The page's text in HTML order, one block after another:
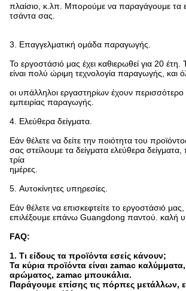
πλαίσιο, κ.λπ. Μπορούμε να παραγάγουμε τα
τσάντα σας.
3. Επαγγελματική ομάδα παραγωγής.
Το εργοστάσιό μας έχει καθιερωθεί για 20 έτη.
είναι πολύ ώριμη τεχνολογία παραγωγής, και
οι υπάλληλοι εργαστηρίων έχουν
εμπειρίας παραγωγής.
4. Ελεύθερα δείγματα.
Εάν θέλετε να δείτε την ποιότητα του
σας στείλουμε τα δείγματα ελεύθερα δείγματα,
τρία
ημέρες.
5. Αυτοκίνητες υπηρεσίες.
Εάν θέλετε να επισκεφτείτε το εργοστάσιό
επιλέξουμε επάνω Guangdong παντού. καλή
FAQ:
1. Τι είδους τα προϊόντα εσείς κάνουν;
Τα κύρια προϊόντα είναι zamac
αρώματος, zamac μπουκάλια.
Παράγουμε επίσης τις πόρπες μετάλλων,